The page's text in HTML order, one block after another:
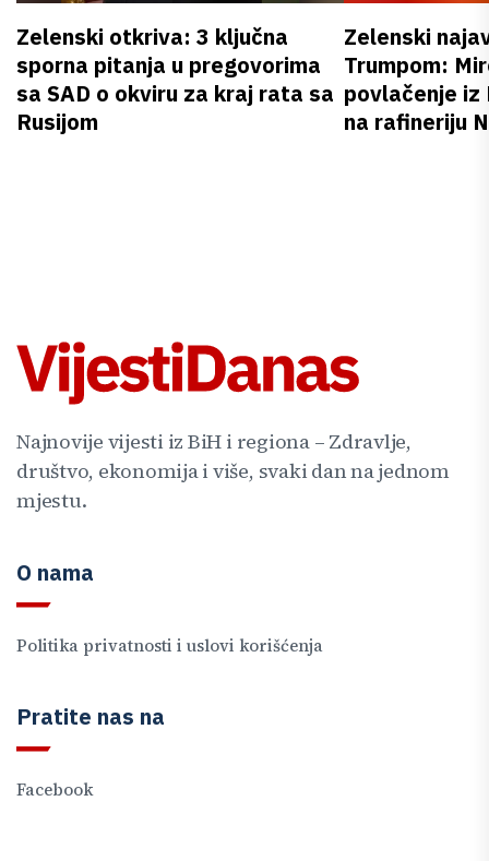
Zelenski otkriva: 3 ključna
sporna pitanja u pregovorima
sa SAD o okviru za kraj rata sa
Rusijom
Zelenski
Trumpom:
povlačenje iz
na rafineriju
Najnovije vijesti iz BiH i regiona – Zdravlje,
društvo, ekonomija i više, svaki dan na jednom
mjestu.
O nama
Politika privatnosti i uslovi korišćenja
Pratite nas na
Facebook